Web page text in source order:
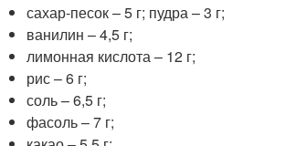
сахар-песок – 5 г; пудра – 3 г;
ванилин – 4,5 г;
лимонная кислота – 12 г;
рис – 6 г;
соль – 6,5 г;
фасоль – 7 г;